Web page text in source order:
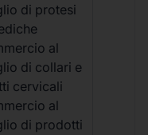
di protesi
al
di collari e
cervicali
al
di prodotti